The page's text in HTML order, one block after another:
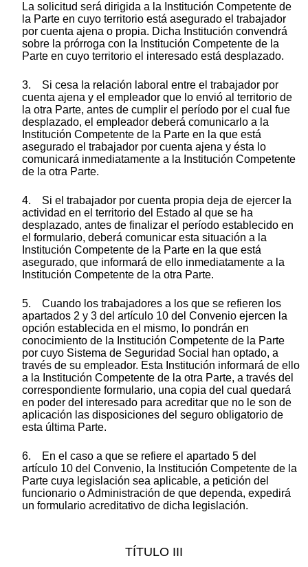
La solicitud será dirigida a la Institución Competente de
la Parte en cuyo territorio está asegurado el trabajador
por cuenta ajena o propia. Dicha Institución convendrá
sobre la prórroga con la Institución Competente de la
Parte en cuyo territorio el interesado está desplazado.
3. Si cesa la relación laboral entre el trabajador por
cuenta ajena y el empleador que lo envió al territorio de
la otra Parte, antes de cumplir el período por el cual fue
desplazado, el empleador deberá comunicarlo a la
Institución Competente de la Parte en la que está
asegurado el trabajador por cuenta ajena y ésta lo
comunicará inmediatamente a la Institución Competente
de la otra Parte.
4. Si el trabajador por cuenta propia deja de ejercer la
actividad en el territorio del Estado al que se ha
desplazado, antes de finalizar el período establecido en
el formulario, deberá comunicar esta situación a la
Institución Competente de la Parte en la que está
asegurado, que informará de ello inmediatamente a la
Institución Competente de la otra Parte.
5. Cuando los trabajadores a los que se refieren los
apartados 2 y 3 del artículo 10 del Convenio ejercen la
opción establecida en el mismo, lo pondrán en
conocimiento de la Institución Competente de la Parte
por cuyo Sistema de Seguridad Social han optado, a
través de su empleador. Esta Institución informará de ello
a la Institución Competente de la otra Parte, a través del
correspondiente formulario, una copia del cual quedará
en poder del interesado para acreditar que no le son de
aplicación las disposiciones del seguro obligatorio de
esta última Parte.
6. En el caso a que se refiere el apartado 5 del
artículo 10 del Convenio, la Institución Competente de la
Parte cuya legislación sea aplicable, a petición del
funcionario o Administración de que dependa, expedirá
un formulario acreditativo de dicha legislación.
TÍTULO III